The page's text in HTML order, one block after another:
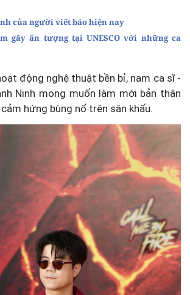
của người viết báo hiện nay
gây ấn tượng tại UNESCO với những ca
động nghệ thuật bền bỉ, nam ca sĩ -
Ninh mong muốn làm mới bản thân
hứng bùng nổ trên sân khấu.